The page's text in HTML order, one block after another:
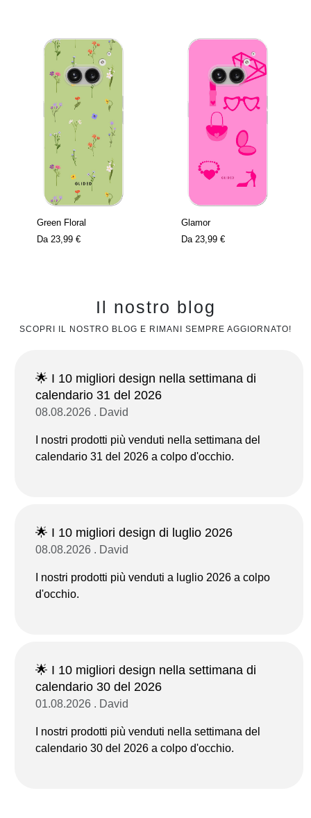
Green Floral
Da 23,99 €
Glamor
Da 23,99 €
Il nostro blog
SCOPRI IL NOSTRO BLOG E RIMANI SEMPRE AGGIORNATO!
🌟 I 10 migliori design nella settimana di
calendario 31 del 2026
08.08.2026 . David
I nostri prodotti più venduti nella settimana del
calendario 31 del 2026 a colpo d'occhio.
🌟 I 10 migliori design di luglio 2026
08.08.2026 . David
I nostri prodotti più venduti a luglio 2026 a colpo
d'occhio.
🌟 I 10 migliori design nella settimana di
calendario 30 del 2026
01.08.2026 . David
I nostri prodotti più venduti nella settimana del
calendario 30 del 2026 a colpo d'occhio.